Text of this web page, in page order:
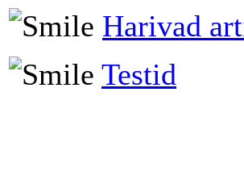
Harivad
Testid